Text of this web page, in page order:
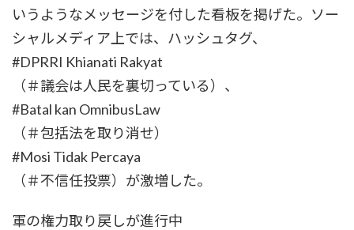
いうようなメッセージを付した看板を掲げた。ソー
シャルメディア上では、ハッシュタグ、
#DPRRI Khianati Rakyat
（＃議会は人民を裏切っている）、
#Batal kan OmnibusLaw
（＃包括法を取り消せ）
#Mosi Tidak Percaya
（＃不信任投票）が激増した。
軍の権力取り戻しが進行中